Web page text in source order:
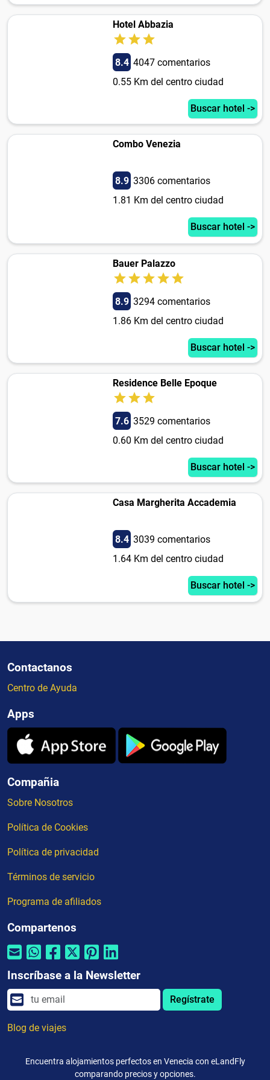
Hotel Abbazia
8.4 4047 comentarios
0.55 Km del centro ciudad
Buscar hotel ->
Combo Venezia
8.9 3306 comentarios
1.81 Km del centro ciudad
Buscar hotel ->
Bauer Palazzo
8.9 3294 comentarios
1.86 Km del centro ciudad
Buscar hotel ->
Residence Belle Epoque
7.6 3529 comentarios
0.60 Km del centro ciudad
Buscar hotel ->
Casa Margherita Accademia
8.4 3039 comentarios
1.64 Km del centro ciudad
Buscar hotel ->
Contactanos
Centro de Ayuda
Apps
Compañia
Sobre Nosotros
Política de Cookies
Política de privacidad
Términos de servicio
Programa de afiliados
Compartenos
Inscríbase a la Newsletter
Regístrate
Blog de viajes
Encuentra alojamientos perfectos en Venecia con eLandFly
comparando precios y opciones.